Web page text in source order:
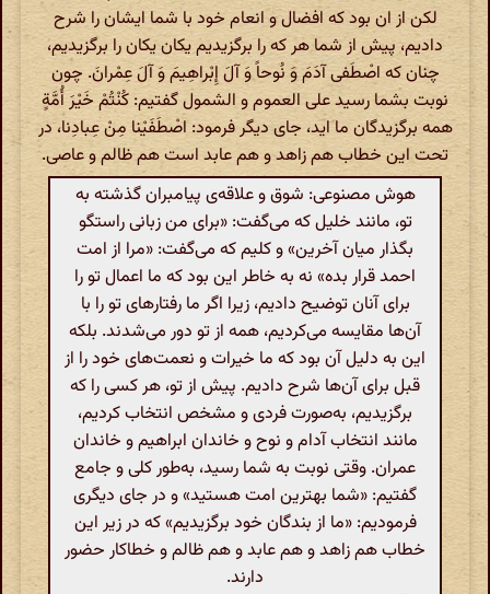
لکن از ان بود که افضال و انعام خود با شما ایشان را شرح
دادیم، پیش از شما هر که را برگزیدیم یکان یکان را برگزیدیم،
چنان که اصْطَفی‌ آدَمَ وَ نُوحاً وَ آلَ إِبْراهِیمَ وَ آلَ عِمْرانَ. چون
نوبت بشما رسید علی العموم و الشمول گفتیم: کُنْتُمْ خَیْرَ أُمَّةٍ
همه برگزیدگان ما اید، جای دیگر فرمود: اصْطَفَیْنا مِنْ عِبادِنا، در
تحت این خطاب هم زاهد و هم عابد است هم ظالم و عاصی.
هوش مصنوعی: شوق و علاقه‌ی پیامبران گذشته به
تو، مانند خلیل که می‌گفت: «برای من زبانی راستگو
بگذار میان آخرین» و کلیم که می‌گفت: «مرا از امت
احمد قرار بده» نه به خاطر این بود که ما اعمال تو را
برای آنان توضیح دادیم، زیرا اگر ما رفتارهای تو را با
آن‌ها مقایسه می‌کردیم، همه از تو دور می‌شدند. بلکه
این به دلیل آن بود که ما خیرات و نعمت‌های خود را از
قبل برای آن‌ها شرح دادیم. پیش از تو، هر کسی را که
برگزیدیم، به‌صورت فردی و مشخص انتخاب کردیم،
مانند انتخاب آدام و نوح و خاندان ابراهیم و خاندان
عمران. وقتی نوبت به شما رسید، به‌طور کلی و جامع
گفتیم: «شما بهترین امت هستید» و در جای دیگری
فرمودیم: «ما از بندگان خود برگزیدیم» که در زیر این
خطاب هم زاهد و هم عابد و هم ظالم و خطاکار حضور
دارند.